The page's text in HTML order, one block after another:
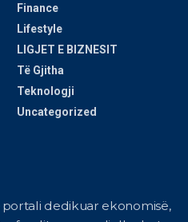
Finance
Lifestyle
LIGJET E BIZNESIT
Të Gjitha
Teknologji
Uncategorized
dedikuar ekonomisë,